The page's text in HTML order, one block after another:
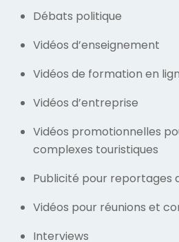
Débats politique
Vidéos d’enseignement
Vidéos de formation en
Vidéos d’entreprise
Vidéos promotionnelles
complexes touristiques
Publicité pour reportages
Vidéos pour réunions et
Interviews